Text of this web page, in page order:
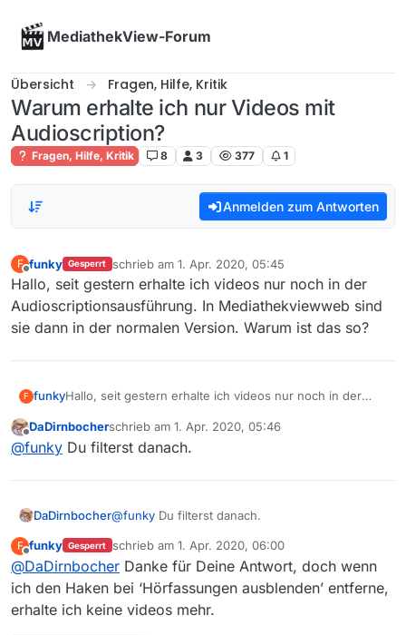
MediathekView-Forum
Übersicht Fragen, Hilfe, Kritik
Warum erhalte ich nur Videos mit
Audioscription?
Fragen, Hilfe, Kritik 8 3 377 1
Anmelden zum Antworten
F
Offline
funky Gesperrt schrieb am 1. Apr. 2020, 05:45
zuletzt editiert von
Hallo, seit gestern erhalte ich videos nur noch in der
Audioscriptionsausführung. In Mediathekviewweb sind
sie dann in der normalen Version. Warum ist das so?
F funkyHallo, seit gestern erhalte ich videos nur noch in der
sie dann in der normalen Version. Warum ist das so?
Offline
DaDirnbocherschrieb am 1. Apr. 2020, 05:46
zuletzt editiert von
@funky Du filterst danach.
DaDirnbocher@funky Du filterst danach.
F
Offline
funky Gesperrt schrieb am 1. Apr. 2020, 06:00
zuletzt editiert von
@DaDirnbocher Danke für Deine Antwort, doch wenn
ich den Haken bei ‘Hörfassungen ausblenden’ entferne,
erhalte ich keine videos mehr.